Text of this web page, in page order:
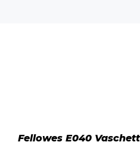
Fellowes E040